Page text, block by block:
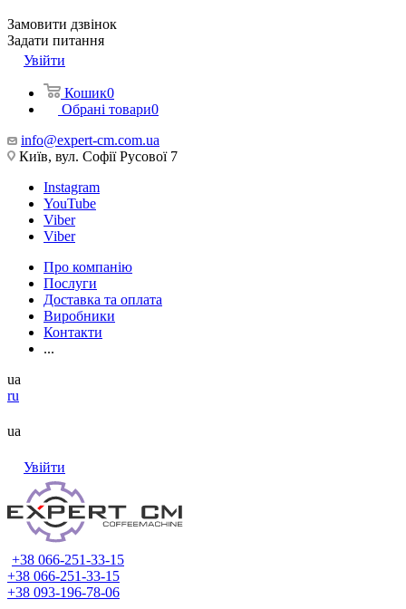
Замовити дзвінок
Задати питання
Увійти
Кошик0
Обрані товари0
info@expert-cm.com.ua
Київ, вул. Софії Русової 7
Instagram
YouTube
Viber
Viber
Про компанію
Послуги
Доставка та оплата
Виробники
Контакти
...
ua
ru
ua
Увійти
+38 066-251-33-15
+38 066-251-33-15
+38 093-196-78-06